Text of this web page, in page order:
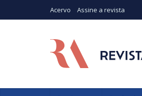
Acervo Assine a revista